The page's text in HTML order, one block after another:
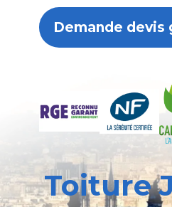
Demande devis
Toiture